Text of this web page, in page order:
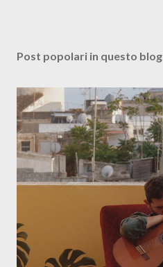
Post popolari in questo blog